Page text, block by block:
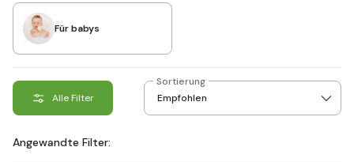
Für babys
Alle Filter
Sortierung
Angewandte Filter: